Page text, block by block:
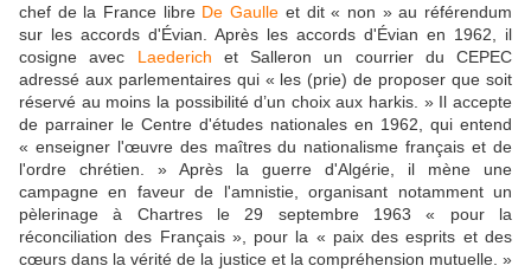
chef de la France libre De Gaulle et dit « non » au référendum
sur les accords d'Évian. Après les accords d'Évian en 1962, il
cosigne avec Laederich et Salleron un courrier du CEPEC
adressé aux parlementaires qui « les (prie) de proposer que soit
réservé au moins la possibilité d’un choix aux harkis. » Il accepte
de parrainer le Centre d'études nationales en 1962, qui entend
« enseigner l'œuvre des maîtres du nationalisme français et de
l'ordre chrétien. » Après la guerre d'Algérie, il mène une
campagne en faveur de l'amnistie, organisant notamment un
pèlerinage à Chartres le 29 septembre 1963 « pour la
réconciliation des Français », pour la « paix des esprits et des
cœurs dans la vérité de la justice et la compréhension mutuelle. »